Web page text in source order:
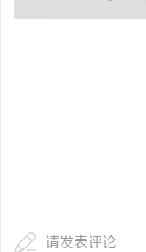
请发表评论